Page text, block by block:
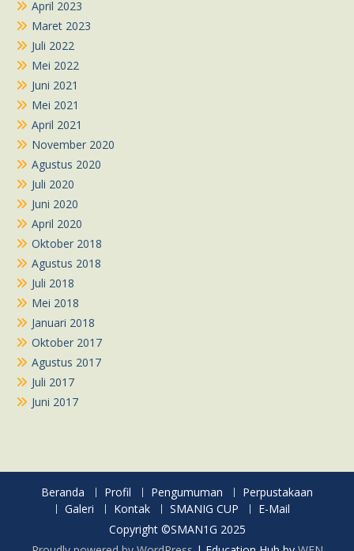
April 2023
Maret 2023
Juli 2022
Mei 2022
Juni 2021
Mei 2021
April 2021
November 2020
Agustus 2020
Juli 2020
Juni 2020
April 2020
Oktober 2018
Agustus 2018
Juli 2018
Mei 2018
Januari 2018
Oktober 2017
Agustus 2017
Juli 2017
Juni 2017
Beranda Profil Pengumuman
Perpustakaan
Galeri
Kontak SMANIG CUP
E-Mail
Copyright ©SMAN1G 2025